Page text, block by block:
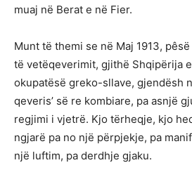
muaj në Berat e në Fier.
Munt të themi se në Maj 1913,
të vetëqeverimit, gjithë Shqipërija
okupatësë greko-sllave, gjendësh
qeveris’ së re kombiare, pa asnjë
regjimi i vjetrë. Kjo tërheqje, kjo
ngjarë pa no një përpjekje, pa
një luftim, pa derdhje gjaku.